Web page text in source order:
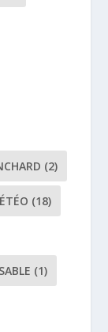
(2)
(18)
(1)